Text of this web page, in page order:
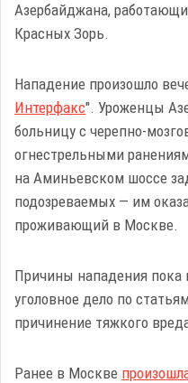
Азербайджана,
Красных Зорь.
Нападение произошло
Интерфакс". Уроженцы
больницу с черепно-
огнестрельными
на Аминьевском шоссе
подозреваемых — им
проживающий в Москве.
Причины нападения пока
уголовное дело по
причинение тяжкого
Ранее в Москве